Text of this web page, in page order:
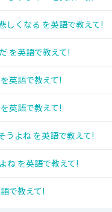
しくなる を英語で教えて!
を英語で教えて!
英語で教えて!
英語で教えて!
うよね を英語で教えて!
ね を英語で教えて!
で教えて!